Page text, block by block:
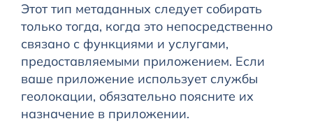
Этот тип метаданных следует собирать
только тогда, когда это непосредственно
связано с функциями и услугами,
предоставляемыми приложением. Если
ваше приложение использует службы
геолокации, обязательно поясните их
назначение в приложении.